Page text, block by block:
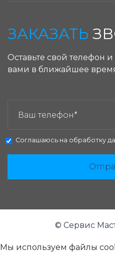
ЗАКАЗАТЬ
Оставьте свой телефон
вами в ближайшее
Соглашаюсь на обработку
© Сервис
Мы используем файлы